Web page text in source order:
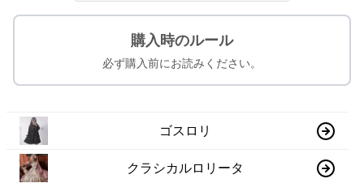
購入時のルール
必ず購入前にお読みください。
ゴスロリ
クラシカルロリータ